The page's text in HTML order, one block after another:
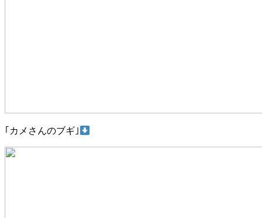
｢カメさんのブギ｣